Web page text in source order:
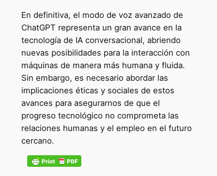
En definitiva, el modo de voz avanzado de
ChatGPT representa un gran avance en la
tecnología de IA conversacional, abriendo
nuevas posibilidades para la interacción con
máquinas de manera más humana y fluida.
Sin embargo, es necesario abordar las
implicaciones éticas y sociales de estos
avances para asegurarnos de que el
progreso tecnológico no comprometa las
relaciones humanas y el empleo en el futuro
cercano.